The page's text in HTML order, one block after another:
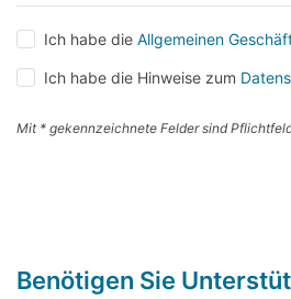
Ich habe die Allgemeinen
Ich habe die Hinweise zum
Mit * gekennzeichnete Felder sind
Benötigen Sie